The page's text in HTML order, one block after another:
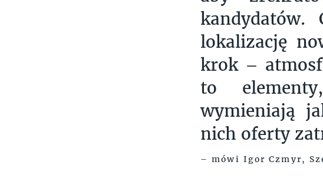
kandydatów.
lokalizację
krok –
to
wymieniają
nich oferty
– mówi Igor Czmyr,